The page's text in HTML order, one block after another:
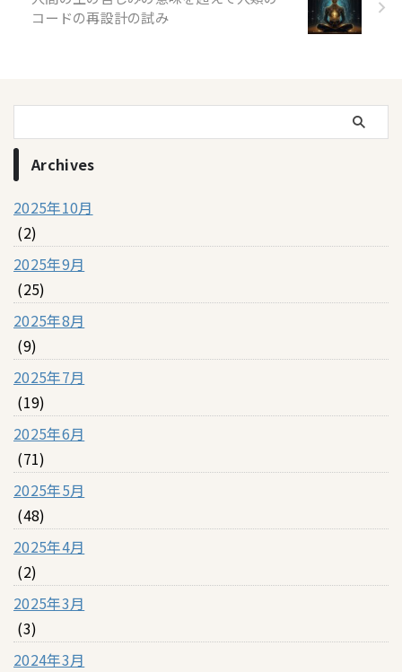
コードの再設計の試み
Archives
2025年10月
(2)
2025年9月
(25)
2025年8月
(9)
2025年7月
(19)
2025年6月
(71)
2025年5月
(48)
2025年4月
(2)
2025年3月
(3)
2024年3月